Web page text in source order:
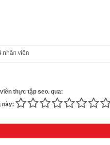
nhân viên
thực tập seo. qua:
này: